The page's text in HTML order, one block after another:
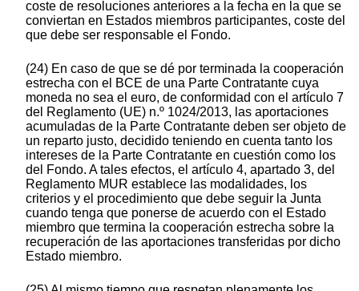
coste de resoluciones anteriores a la fecha en la que se
conviertan en Estados miembros participantes, coste del
que debe ser responsable el Fondo.
(24) En caso de que se dé por terminada la cooperación
estrecha con el BCE de una Parte Contratante cuya
moneda no sea el euro, de conformidad con el artículo 7
del Reglamento (UE) n.º 1024/2013, las aportaciones
acumuladas de la Parte Contratante deben ser objeto de
un reparto justo, decidido teniendo en cuenta tanto los
intereses de la Parte Contratante en cuestión como los
del Fondo. A tales efectos, el artículo 4, apartado 3, del
Reglamento MUR establece las modalidades, los
criterios y el procedimiento que debe seguir la Junta
cuando tenga que ponerse de acuerdo con el Estado
miembro que termina la cooperación estrecha sobre la
recuperación de las aportaciones transferidas por dicho
Estado miembro.